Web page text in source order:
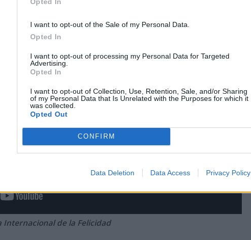
I want to opt-out of the Sale of my Personal Data.
Opted In
I want to opt-out of processing my Personal Data for Targeted
Advertising.
Opted In
I want to opt-out of Collection, Use, Retention, Sale, and/or Sharing
of my Personal Data that Is Unrelated with the Purposes for which it
was collected.
Opted Out
CONFIRM
Data Deletion Data Access Privacy Policy
Internacional de la Felicidad